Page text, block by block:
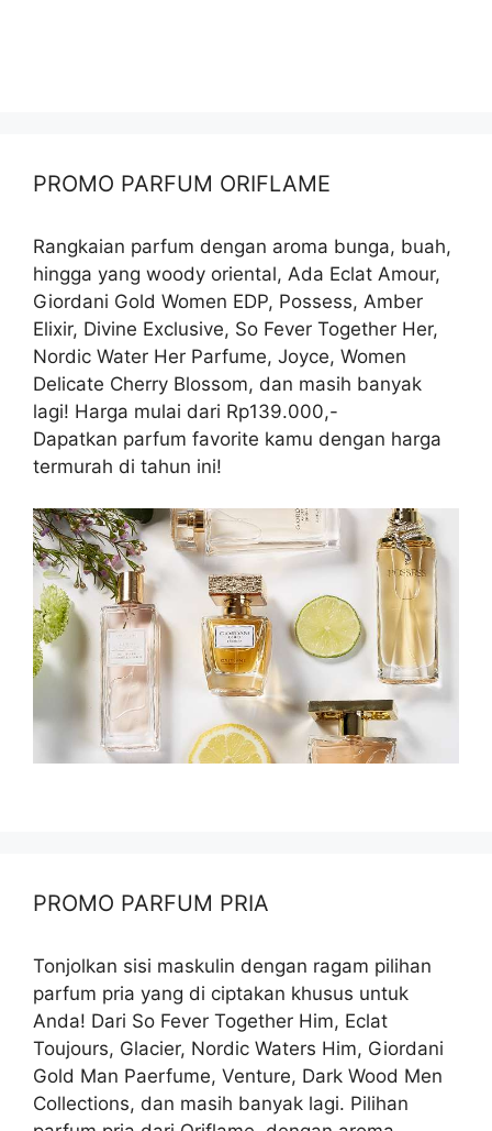
PROMO PARFUM ORIFLAME
Rangkaian parfum dengan aroma bunga, buah,
hingga yang woody oriental, Ada Eclat Amour,
Giordani Gold Women EDP, Possess, Amber
Elixir, Divine Exclusive, So Fever Together Her,
Nordic Water Her Parfume, Joyce, Women
Delicate Cherry Blossom, dan masih banyak
lagi! Harga mulai dari Rp139.000,-
Dapatkan parfum favorite kamu dengan harga
termurah di tahun ini!
PROMO PARFUM PRIA
Tonjolkan sisi maskulin dengan ragam pilihan
parfum pria yang di ciptakan khusus untuk
Anda! Dari So Fever Together Him, Eclat
Toujours, Glacier, Nordic Waters Him, Giordani
Gold Man Paerfume, Venture, Dark Wood Men
Collections, dan masih banyak lagi. Pilihan